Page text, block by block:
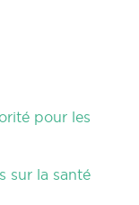
pour les
sur la santé